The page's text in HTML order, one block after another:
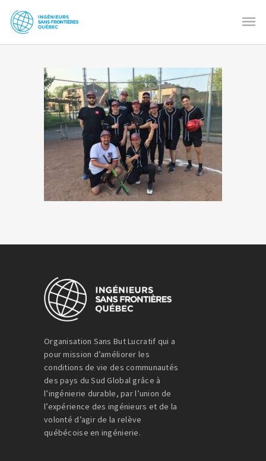
Organisation Sans But Lucratif qui a
pour mission d’améliorer les
conditions de vie des communautés
des pays du Sud Global grâce à
l’ingénierie durable, par l’union de
l’expérience des ingénieurs et de la
volonté d’agir de la relève
québécoise en ingénierie.